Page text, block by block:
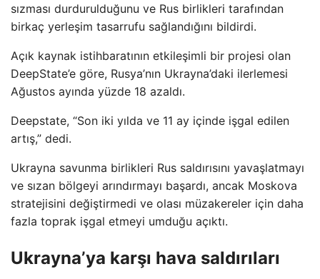
sızması durdurulduğunu ve Rus birlikleri tarafından
birkaç yerleşim tasarrufu sağlandığını bildirdi.
Açık kaynak istihbaratının etkileşimli bir projesi olan
DeepState’e göre, Rusya’nın Ukrayna’daki ilerlemesi
Ağustos ayında yüzde 18 azaldı.
Deepstate, “Son iki yılda ve 11 ay içinde işgal edilen
artış,” dedi.
Ukrayna savunma birlikleri Rus saldırısını yavaşlatmayı
ve sızan bölgeyi arındırmayı başardı, ancak Moskova
stratejisini değiştirmedi ve olası müzakereler için daha
fazla toprak işgal etmeyi umduğu açıktı.
Ukrayna’ya karşı hava saldırıları